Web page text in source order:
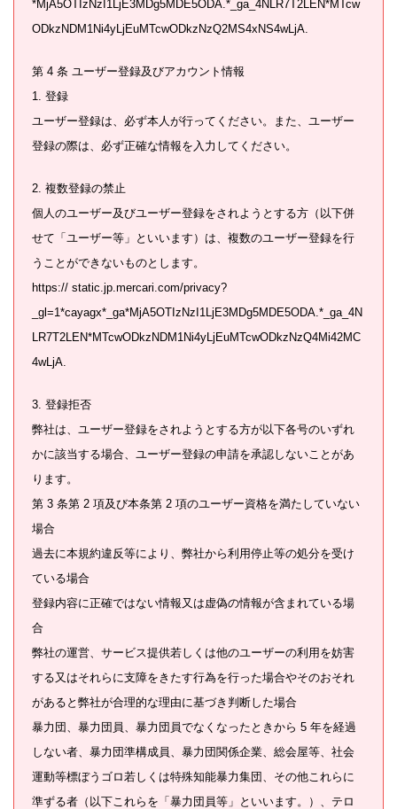
*MjA5OTIzNzI1LjE3MDg5MDE5ODA.*_ga_4NLR7T2LEN*MTcw
ODkzNDM1Ni4yLjEuMTcwODkzNzQ2MS4xNS4wLjA.
第 4 条 ユーザー登録及びアカウント情報
1. 登録
ユーザー登録は、必ず本人が行ってください。また、ユーザー
登録の際は、必ず正確な情報を入力してください。
2. 複数登録の禁止
個人のユーザー及びユーザー登録をされようとする方（以下併
せて「ユーザー等」といいます）は、複数のユーザー登録を行
うことができないものとします。
https:// static.jp.mercari.com/privacy?
_gl=1*cayagx*_ga*MjA5OTIzNzI1LjE3MDg5MDE5ODA.*_ga_4N
LR7T2LEN*MTcwODkzNDM1Ni4yLjEuMTcwODkzNzQ4Mi42MC
4wLjA.
3. 登録拒否
弊社は、ユーザー登録をされようとする方が以下各号のいずれ
かに該当する場合、ユーザー登録の申請を承認しないことがあ
ります。
第 3 条第 2 項及び本条第 2 項のユーザー資格を満たしていない
場合
過去に本規約違反等により、弊社から利用停止等の処分を受け
ている場合
登録内容に正確ではない情報又は虚偽の情報が含まれている場
合
弊社の運営、サービス提供若しくは他のユーザーの利用を妨害
する又はそれらに支障をきたす行為を行った場合やそのおそれ
があると弊社が合理的な理由に基づき判断した場合
暴力団、暴力団員、暴力団員でなくなったときから 5 年を経過
しない者、暴力団準構成員、暴力団関係企業、総会屋等、社会
運動等標ぼうゴロ若しくは特殊知能暴力集団、その他これらに
準ずる者（以下これらを「暴力団員等」といいます。）、テロ